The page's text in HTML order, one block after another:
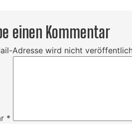
einen Kommentar
Adresse wird nicht
*